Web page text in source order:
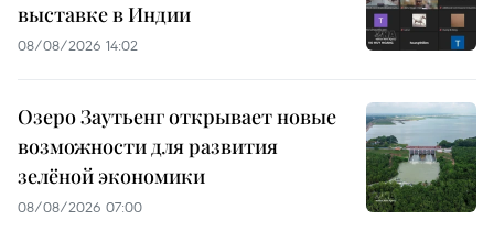
выставке в Индии
08/08/2026 14:02
Озеро Заутьенг открывает новые
возможности для развития
зелёной экономики
08/08/2026 07:00